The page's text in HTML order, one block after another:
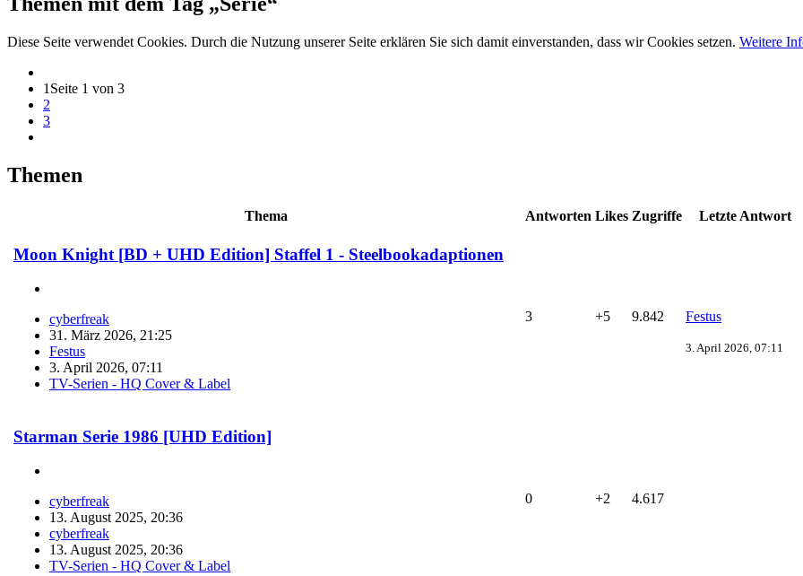
Diese Seite verwendet Cookies. Durch die Nutzung unserer Seite erklären Sie sich damit einverstanden, dass wir Cookies setzen. Weitere
1 Seite 1 von 3
2
3
Themen
Thema Antworten Likes Zugriffe Letzte Antwort
Moon Knight [BD + UHD Edition] Staffel 1 - Steelbookadaptionen
cyberfreak
31. März 2026, 21:25
Festus
3. April 2026, 07:11
TV-Serien - HQ Cover & Label
3 +5 9.842 Festus
3. April 2026, 07:11
Starman Serie 1986 [UHD Edition]
cyberfreak
13. August 2025, 20:36
cyberfreak
13. August 2025, 20:36
TV-Serien - HQ Cover & Label
0 +2 4.617